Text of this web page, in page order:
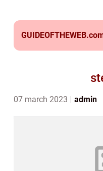
GUIDEOFTHEWEB.
07 march 2023 admin